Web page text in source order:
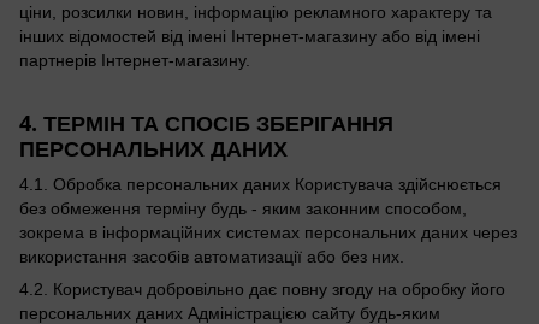
ціни, розсилки новин, інформацію рекламного характеру та
інших відомостей від імені Інтернет-магазину або від імені
партнерів Інтернет-магазину.
4. ТЕРМІН ТА СПОСІБ ЗБЕРІГАННЯ
ПЕРСОНАЛЬНИХ ДАНИХ
4.1. Обробка персональних даних Користувача здійснюється
без обмеження терміну будь - яким законним способом,
зокрема в інформаційних системах персональних даних через
використання засобів автоматизації або без них.
4.2. Користувач добровільно дає повну згоду на обробку його
персональних даних Адміністрацією сайту будь-яким